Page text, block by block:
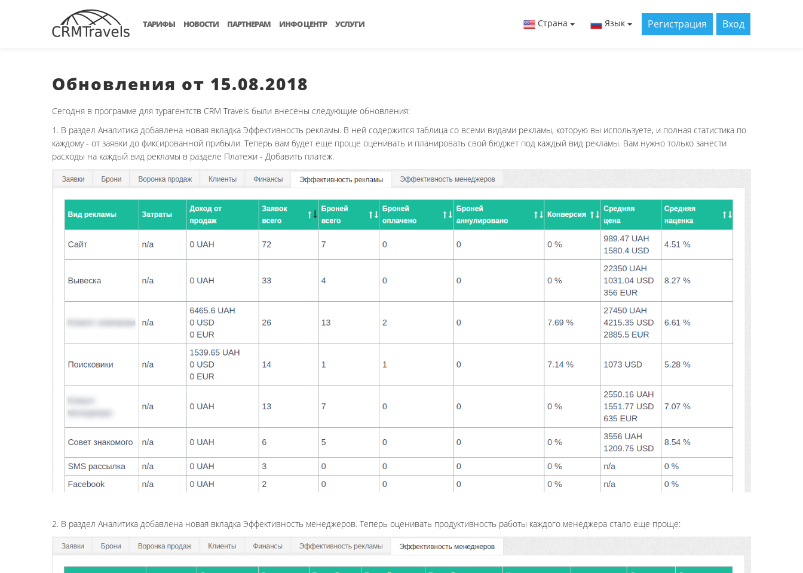
ТАРИФЫ НОВОСТИ ПАРТНЕРАМ ИНФО ЦЕНТР УСЛУГИ Страна Язык Регистрация Вход
Обновления от 15.08.2018
Сегодня в программе для турагентств CRM Travels были внесены следующие обновления:
1. В раздел Аналитика добавлена новая вкладка Эффективность рекламы. В ней содержится таблица со всеми видами рекламы, которую вы используете, и полная статистика по
каждому - от заявки до фиксированной прибыли. Теперь вам будет еще проще оценивать и планировать свой бюджет под каждый вид рекламы. Вам нужно только занести
расходы на каждый вид рекламы в разделе Платежи - Добавить платеж.
2. В раздел Аналитика добавлена новая вкладка Эффективность менеджеров. Теперь оценивать продуктивность работы каждого менеджера стало еще проще: